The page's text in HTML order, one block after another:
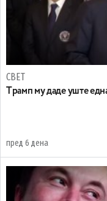
СВЕТ
Tрамп му даде уште
пред 6 дена